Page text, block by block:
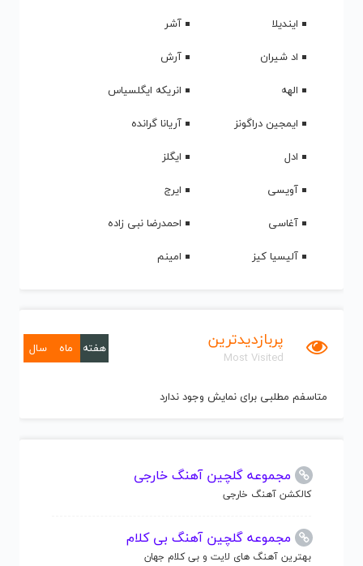
ایندیلا
آشر
اد شیران
آرش
الهه
انریکه ایگلسیاس
ایمجین دراگونز
آریانا گرانده
ادل
ایگلز
آویسی
ایرج
آغاسی
احمدرضا نبی زاده
آلیسیا کیز
امینم
پربازدیدترین
Most Visited
هفته ماه سال
متاسفم مطلبی برای نمایش وجود ندارد
مجموعه گلچین آهنگ خارجی
کالکشن آهنگ خارجی
مجموعه گلچین آهنگ بی کلام
بهترین آهنگ های لایت و بی کلام جهان